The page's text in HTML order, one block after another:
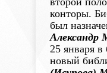
конторы.
был
Александр
25 января в
новый